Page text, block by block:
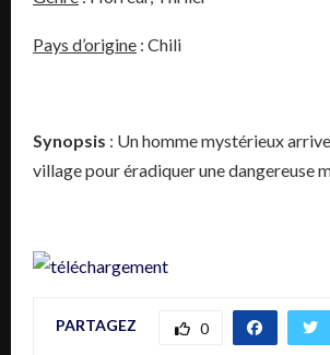
Pays d’origine : Chili
Synopsis : Un homme mystérieux
village pour éradiquer une dangereuse
PARTAGEZ 0